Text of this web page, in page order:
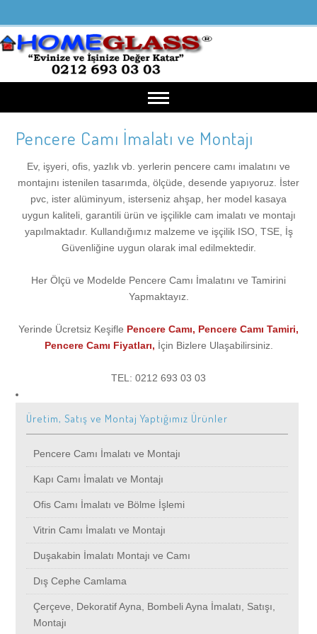
Anasayfa
Hakkımızda
Hakkımızda
Hedefimiz
Cam Tamiri
Cama Menfez Açma
Vitrin Camı Tamiri
Cam Kapı, Fotoselli Kapı Camı, Otomatik Kapı Camı Tamiri
Duşakabin Camı Tamiri
Cam Balkon Tamiri
Çerçeve Camı Tamiri
Pencere Camı İmalatı ve Montajı
Kapı Camı İmalatı ve Montajı
Vitrin Camı İmalatı ve Montajı
Duşakabin İmalatı Montajı ve Camı
Dış Cephe Camlama
Çerçeve, Dekoratif Ayna, Bombeli Ayna İmalatı, Satışı, Montajı
Cam Balkon, Katlanır Cam Sistemleri, Kış Bahçesi İmalatı, Satışı ve
İkitelli
Merter
Bakırköy
Arnavutköy
Ataşehir
İletişim
Pencere Camı İmalatı ve Montajı
Ev, işyeri, ofis, yazlık vb. yerlerin pencere camı imalatını ve
montajını istenilen tasarımda, ölçüde, desende yapıyoruz. İster
pvc, ister alüminyum, isterseniz ahşap, her model kasaya
uygun kaliteli, garantili ürün ve işçilikle cam imalatı ve montajı
yapılmaktadır. Kullandığımız malzeme ve işçilik ISO, TSE, İş
Güvenliğine uygun olarak imal edilmektedir.
Her Ölçü ve Modelde Pencere Camı İmalatını ve Tamirini
Yapmaktayız.
Yerinde Ücretsiz Keşifle Pencere Camı, Pencere Camı Tamiri,
Pencere Camı Fiyatları, İçin Bizlere Ulaşabilirsiniz.
TEL: 0212 693 03 03
Üretim, Satış ve Montaj Yaptığımız Ürünler
Pencere Camı İmalatı ve Montajı
Kapı Camı İmalatı ve Montajı
Ofis Camı İmalatı ve Bölme İşlemi
Vitrin Camı İmalatı ve Montajı
Duşakabin İmalatı Montajı ve Camı
Dış Cephe Camlama
Çerçeve, Dekoratif Ayna, Bombeli Ayna İmalatı, Satışı,
Montajı